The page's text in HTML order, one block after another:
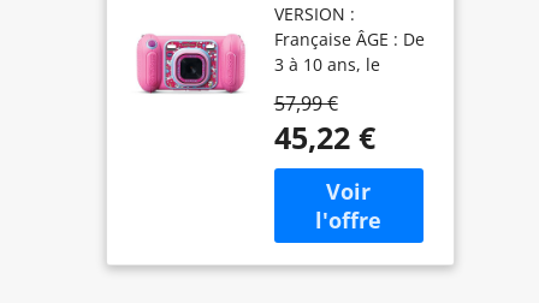
Photo
Numérique
Enfant Dès 3
Ans
VERSION :
Française ÂGE : De
3 à 10 ans, le
photo numérique 9
en 1 spécialement
conçu pour les
enfants ACTIVITÉS :
4 super jeux inclus
/ Plus de 40
trucages photo
57,99 €
45,22 €